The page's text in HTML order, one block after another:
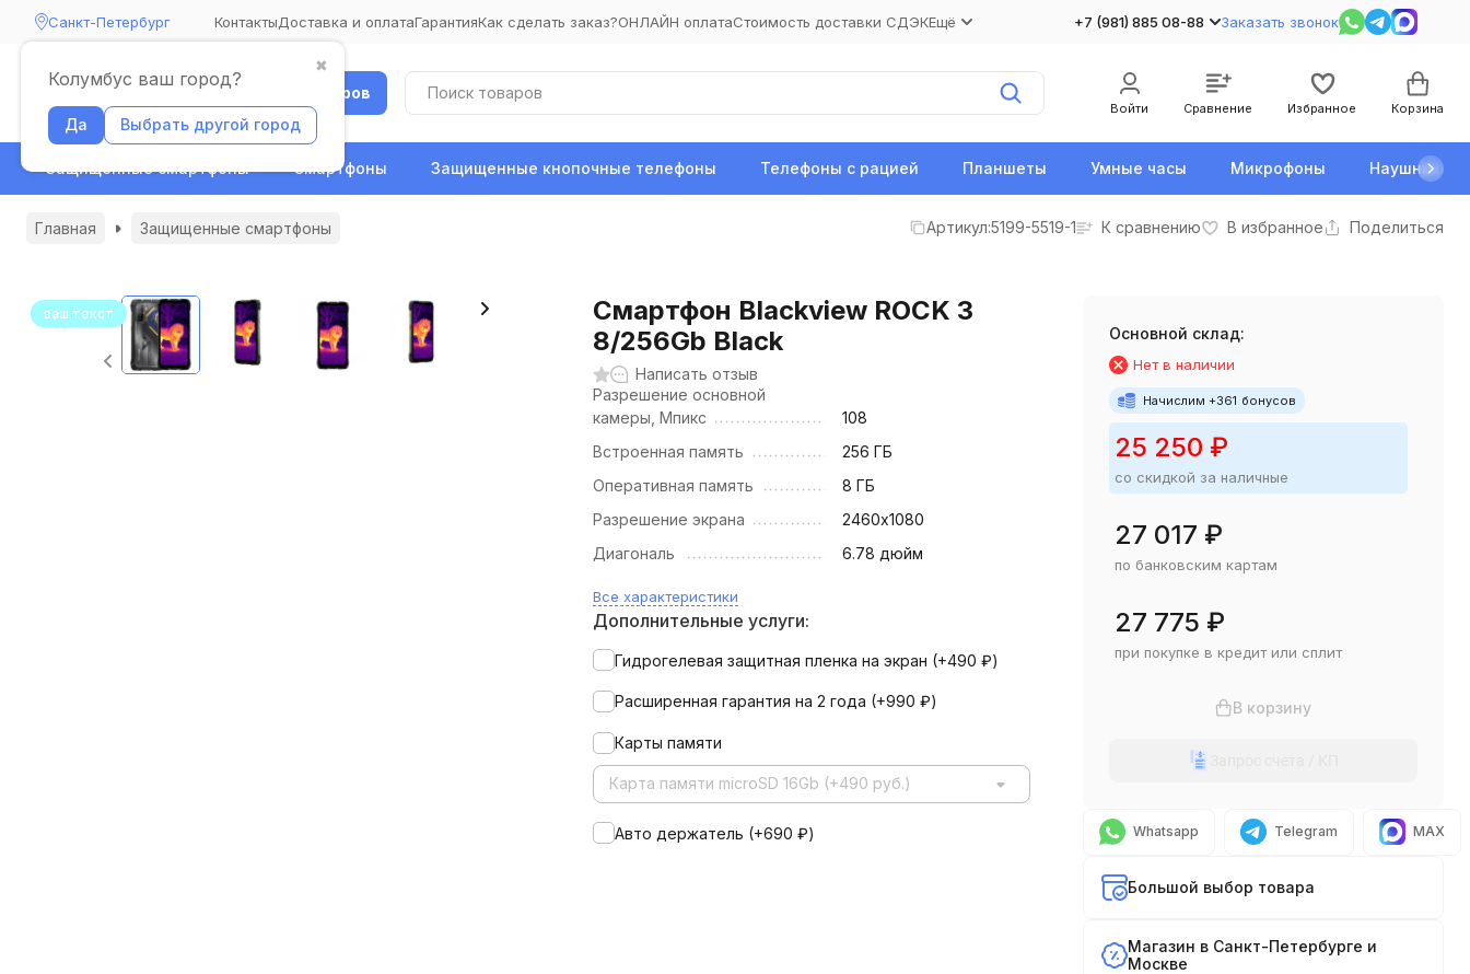
Санкт-Петербург
✖
Колумбус ваш город?
Да Выбрать другой город
КонтактыДоставка и оплатаГарантияКак сделать заказ?ОНЛАЙН оплатаСтоимость доставки СДЭКЕщё +7 (981) 885 08-88 Заказать звонок
Каталог товаров
Войти Сравнение Избранное Корзина
Защищенные смартфоны Смартфоны Защищенные кнопочные телефоны Телефоны с рацией Планшеты Умные часы Микрофоны Наушники
Главная Защищенные смартфоны Артикул:5199-5519-1 К сравнению В избранное Поделиться
ваш текст
Смартфон Blackview ROCK 3
8/256Gb Black
Написать отзыв
Разрешение основной
камеры, Мпикс
108
Встроенная память
256 ГБ
Оперативная память
8 ГБ
Разрешение экрана
2460х1080
Диагональ
6.78 дюйм
Все характеристики
Дополнительные услуги:
Гидрогелевая защитная пленка на экран (+490₽)
Расширенная гарантия на 2 года (+990₽)
Карты памяти
Карта памяти microSD 16Gb (+490 руб.)
Авто держатель (+690₽)
Основной склад:
Нет в наличии
Начислим +361 бонусов
25 250 ₽
со скидкой за наличные
27 017 ₽
по банковским картам
27 775 ₽
при покупке в кредит или сплит
В корзину
Whatsapp Telegram MAX
Большой выбор товара
Магазин в Санкт-Петербурге и
Москве